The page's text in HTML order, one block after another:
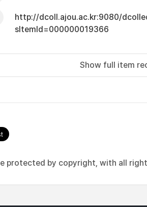
http://dcoll.ajou.ac.kr:9080/
sItemId=000000019366
Show full item
protected by copyright, with all